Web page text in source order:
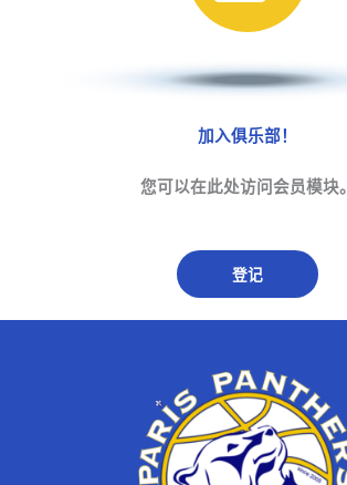
加入俱乐部！
您可以在此处访问会员模块。
登记